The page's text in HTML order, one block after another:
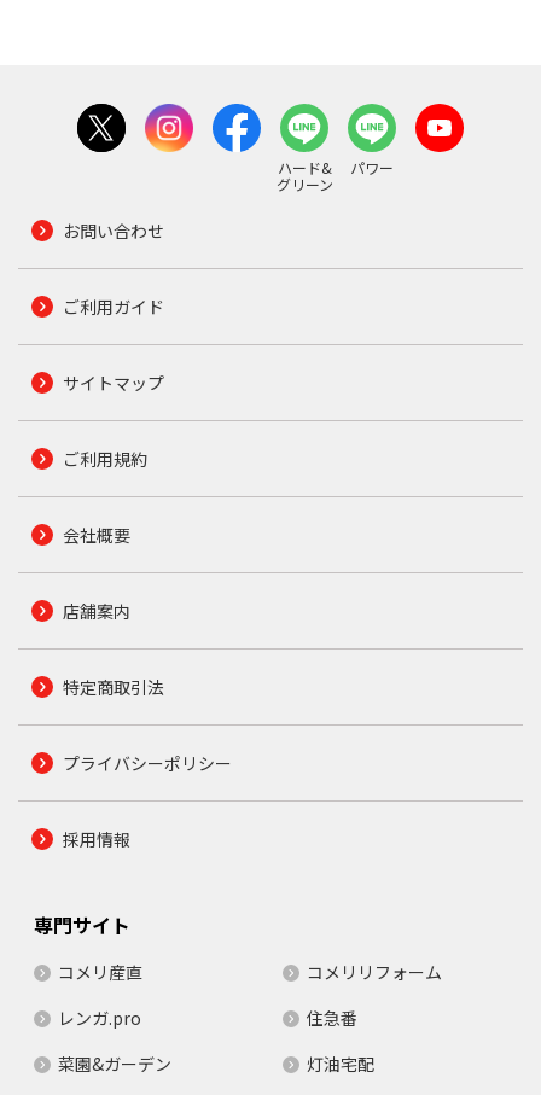
ハード&
グリーン
パワー
お問い合わせ
ご利用ガイド
サイトマップ
ご利用規約
会社概要
店舗案内
特定商取引法
プライバシーポリシー
採用情報
専門サイト
コメリ産直
コメリリフォーム
レンガ.pro
住急番
菜園&ガーデン
灯油宅配